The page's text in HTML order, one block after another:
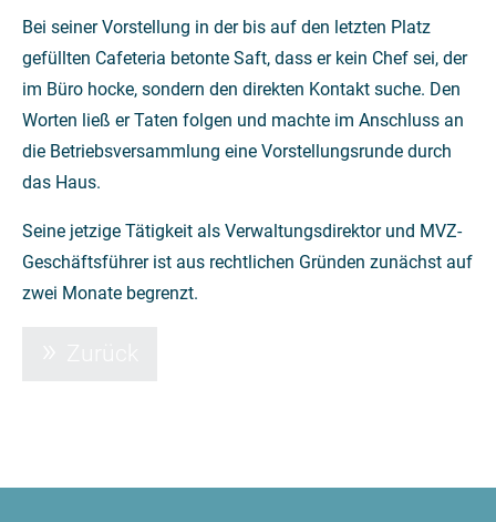
Bei seiner Vorstellung in der bis auf den letzten Platz
gefüllten Cafeteria betonte Saft, dass er kein Chef sei, der
im Büro hocke, sondern den direkten Kontakt suche. Den
Worten ließ er Taten folgen und machte im Anschluss an
die Betriebsversammlung eine Vorstellungsrunde durch
das Haus.
Seine jetzige Tätigkeit als Verwaltungsdirektor und MVZ-
Geschäftsführer ist aus rechtlichen Gründen zunächst auf
zwei Monate begrenzt.